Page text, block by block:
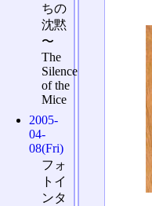
ちの
沈黙
〜
The
Silence
of the
Mice
2005-
04-
08(Fri)
フォ
トイ
ンタ